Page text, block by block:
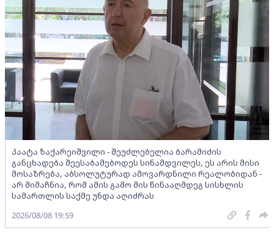
პაატა ზაქარეიშვილი - შეუძლებელია ბარამიძის
განცხადება შეესაბამებოდეს სინამდვილეს, ეს არის მისი
მოსაზრება, აბსოლუტურად ამოვარდნილი რეალობიდან -
არ მიმაჩნია, რომ ამის გამო მის წინააღმდეგ სისხლის
სამართლის საქმე უნდა აღიძრას
2026/08/08 19:59